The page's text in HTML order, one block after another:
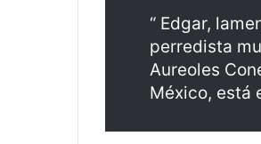
“ Edgar,
perredista
Aureoles
México, está